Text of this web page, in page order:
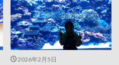
2026年2月5日